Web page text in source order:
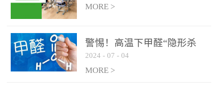
内空气质量管理通知
MORE >
警惕！高温下甲醛“隐形杀
手”来袭，你的家安全吗？
2024 - 07 - 04
MORE >